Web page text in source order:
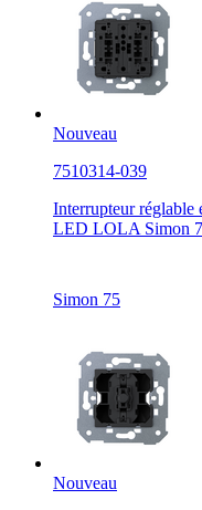
Nouveau
7510314-039
Interrupteur
LED LOLA Simon
Simon 75
Nouveau